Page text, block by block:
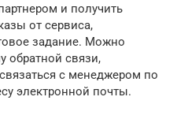
и получить
от сервиса,
задание. Можно
обратной связи,
с менеджером по
электронной почты.